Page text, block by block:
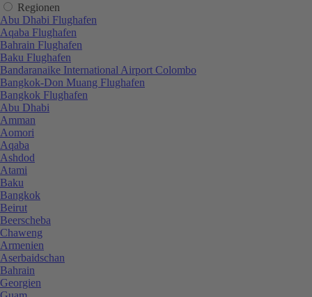
Regionen
Abu Dhabi Flughafen
Aqaba Flughafen
Bahrain Flughafen
Baku Flughafen
Bandaranaike International Airport Colombo
Bangkok-Don Muang Flughafen
Bangkok Flughafen
Abu Dhabi
Amman
Aomori
Aqaba
Ashdod
Atami
Baku
Bangkok
Beirut
Beerscheba
Chaweng
Armenien
Aserbaidschan
Bahrain
Georgien